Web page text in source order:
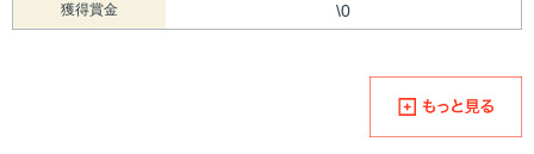
獲得賞金 \0